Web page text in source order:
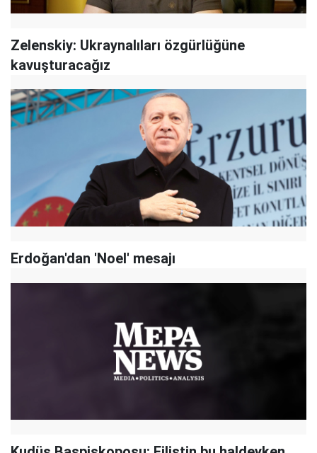
Zelenskiy: Ukraynalıları özgürlüğüne
kavuşturacağız
Erdoğan'dan 'Noel' mesajı